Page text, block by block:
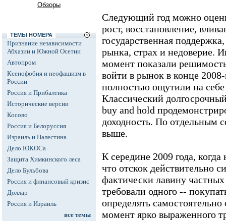
Обзоры
ТЕМЫ НОМЕРА
Признание независимости
Абхазии и Южной Осетии
Автопром
Ксенофобия и неофашизм в
России
Россия и Прибалтика
Исторические версии
Косово
Россия и Белоруссия
Израиль и Палестина
Дело ЮКОСа
Защита Химкинского леса
Дело Бульбова
Россия и финансовый кризис
Доллар
Россия и Израиль
все темы
Следующий год можно
рост, восстановление,
государственная
рынка, страх и недоверие.
момент показали
войти в рынок в конце 2008-
полностью ощутили на
Классический
buy and hold
доходность. По отдельным
выше.
К середине 2009 года,
что отскок действительно
фактически лавину
требовали одного --
определять
момент ярко выраженного